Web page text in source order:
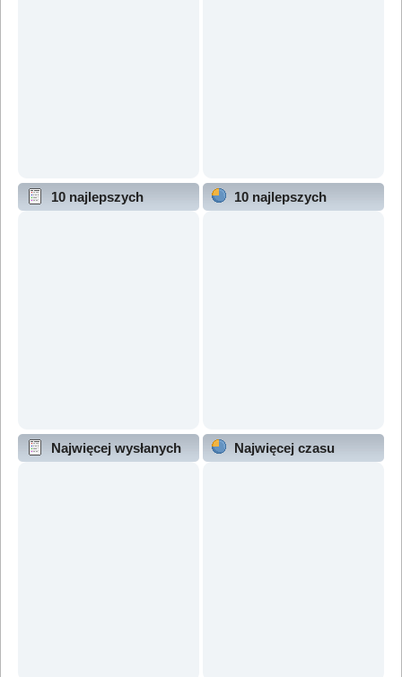
10 najlepszych
10 najlepszych
Najwięcej wysłanych
Najwięcej czasu